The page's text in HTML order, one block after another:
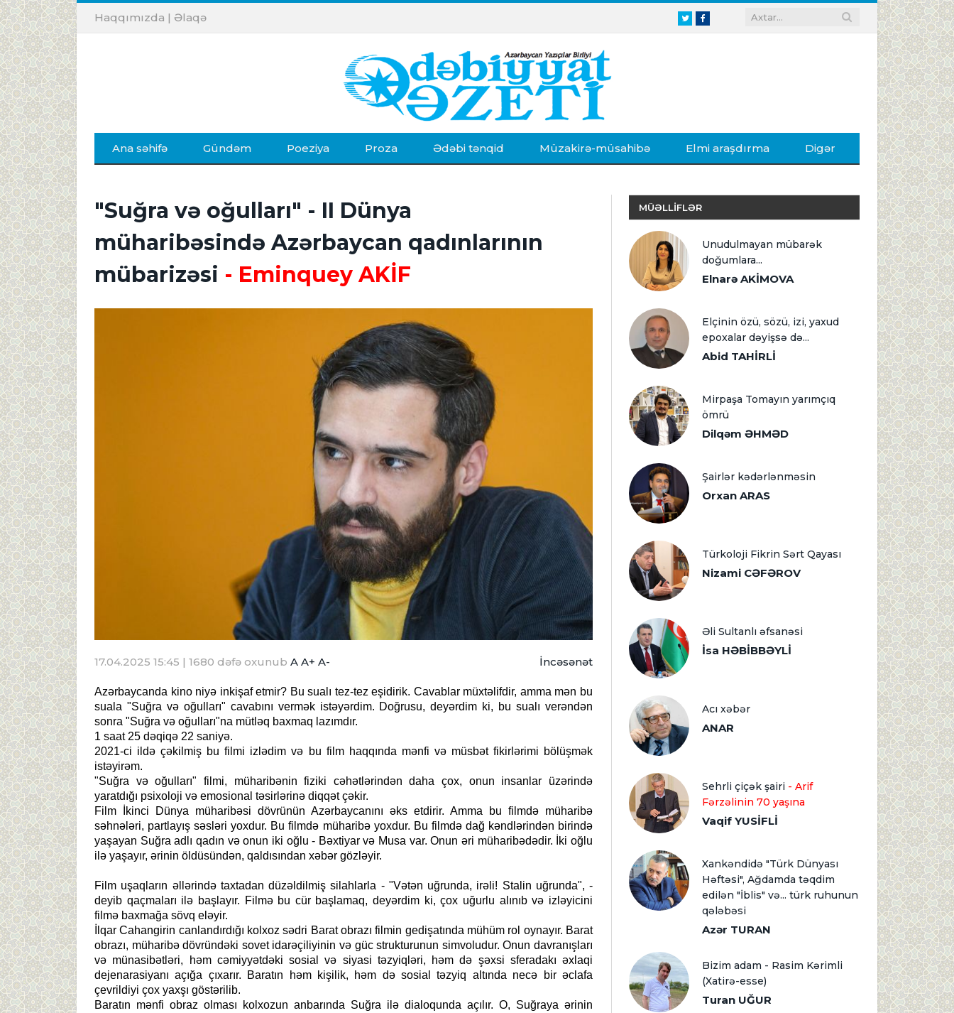
TwitterFacebook
Haqqımızda | Əlaqə
Ana səhifə Gündəm Poeziya Proza Ədəbi tənqid Müzakirə-müsahibə Elmi araşdırma Digər
"Suğra və oğulları" - II Dünya
müharibəsində Azərbaycan qadınlarının
mübarizəsi - Eminquey AKİF
17.04.2025 15:45 | 1680 dəfə oxunub A A+ A- İncəsənət
Azərbaycanda kino niyə inkişaf etmir? Bu sualı tez-tez eşidirik. Cavablar müxtəlifdir, amma mən bu
suala "Suğra və oğulları" cavabını vermək istəyərdim. Doğrusu, deyərdim ki, bu sualı verəndən
sonra "Suğra və oğulları"na mütləq baxmaq lazımdır.
1 saat 25 dəqiqə 22 saniyə.
2021-ci ildə çəkilmiş bu filmi izlədim və bu film haqqında mənfi və müsbət fikirlərimi bölüşmək
istəyirəm.
"Suğra və oğulları" filmi, müharibənin fiziki cəhətlərindən daha çox, onun insanlar üzərində
yaratdığı psixoloji və emosional təsirlərinə diqqət çəkir.
Film İkinci Dünya müharibəsi dövrünün Azərbaycanını əks etdirir. Amma bu filmdə müharibə
səhnələri, partlayış səsləri yoxdur. Bu filmdə müharibə yoxdur. Bu filmdə dağ kəndlərindən birində
yaşayan Suğra adlı qadın və onun iki oğlu - Bəxtiyar və Musa var. Onun əri müharibədədir. İki oğlu
ilə yaşayır, ərinin öldüsündən, qaldısından xəbər gözləyir.
Film uşaqların əllərində taxtadan düzəldilmiş silahlarla - "Vətən uğrunda, irəli! Stalin uğrunda", -
deyib qaçmaları ilə başlayır. Filmə bu cür başlamaq, deyərdim ki, çox uğurlu alınıb və izləyicini
filmə baxmağa sövq eləyir.
İlqar Cahangirin canlandırdığı kolxoz sədri Barat obrazı filmin gedişatında mühüm rol oynayır. Barat
obrazı, müharibə dövründəki sovet idarəçiliyinin və güc strukturunun simvoludur. Onun davranışları
və münasibətləri, həm cəmiyyətdəki sosial və siyasi təzyiqləri, həm də şəxsi sferadakı əxlaqi
dejenarasiyanı açığa çıxarır. Baratın həm kişilik, həm də sosial təzyiq altında necə bir əclafa
çevrildiyi çox yaxşı göstərilib.
Baratın mənfi obraz olması kolxozun anbarında Suğra ilə dialoqunda açılır. O, Suğraya ərinin
MÜƏLLİFLƏR
Unudulmayan mübarək
doğumlara...
Elnarə AKİMOVA
Elçinin özü, sözü, izi, yaxud
epoxalar dəyişsə də...
Abid TAHİRLİ
Mirpaşa Tomayın yarımçıq
ömrü
Dilqəm ƏHMƏD
Şairlər kədərlənməsin
Orxan ARAS
Türkoloji Fikrin Sərt Qayası
Nizami CƏFƏROV
Əli Sultanlı əfsanəsi
İsa HƏBİBBƏYLİ
Acı xəbər
ANAR
Sehrli çiçək şairi - Arif
Fərzəlinin 70 yaşına
Vaqif YUSİFLİ
Xankəndidə "Türk Dünyası
Həftəsi", Ağdamda təqdim
edilən "İblis" və... türk ruhunun
qələbəsi
Azər TURAN
Bizim adam - Rasim Kərimli
(Xatirə-esse)
Turan UĞUR